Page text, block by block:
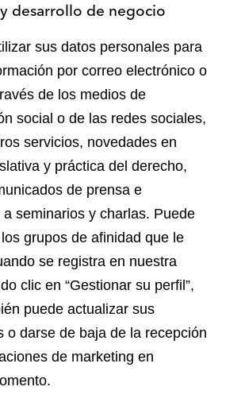
desarrollo de negocio
sus datos personales para
por correo electrónico o
de los medios de
social o de las redes sociales,
servicios, novedades en
y práctica del derecho,
de prensa e
a seminarios y charlas. Puede
grupos de afinidad que le
se registra en nuestra
clic en “Gestionar su perfil”,
puede actualizar sus
o darse de baja de la recepción
de marketing en